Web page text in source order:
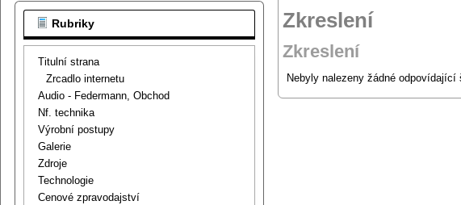
Rubriky
Titulní strana
Zrcadlo internetu
Audio - Federmann, Obchod
Nf. technika
Výrobní postupy
Galerie
Zdroje
Technologie
Cenové zpravodajství
Zkreslení
Zkreslení
Nebyly nalezeny žádné odpovídající